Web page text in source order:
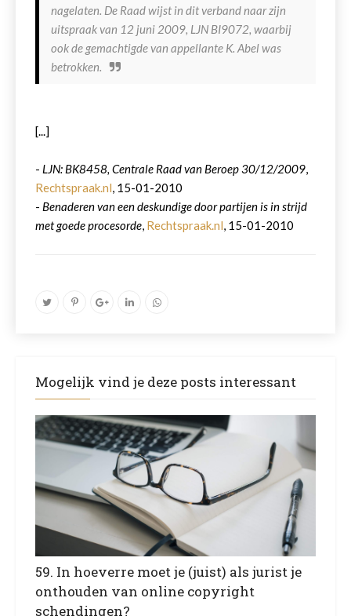
nagelaten. De Raad wijst in dit verband naar zijn
uitspraak van 12 juni 2009, LJN BI9072, waarbij
ook de gemachtigde van appellante K. Abel was
betrokken.
[...]
- LJN: BK8458, Centrale Raad van Beroep 30/12/2009,
Rechtspraak.nl, 15-01-2010
- Benaderen van een deskundige door partijen is in strijd
met goede procesorde, Rechtspraak.nl, 15-01-2010
Mogelijk vind je deze posts interessant
59. In hoeverre moet je (juist) als jurist je
onthouden van online copyright
schendingen?